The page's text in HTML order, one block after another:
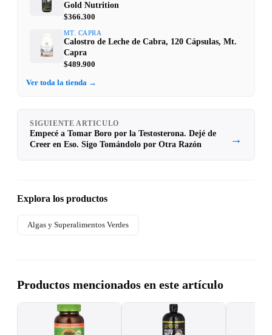
Gold Nutrition
$366.300
MT. CAPRA
Calostro de Leche de Cabra, 120 Cápsulas, Mt.
Capra
$489.900
Ver toda la tienda →
SIGUIENTE ARTICULO
Empecé a Tomar Boro por la Testosterona. Dejé de
Creer en Eso. Sigo Tomándolo por Otra Razón
→
Explora los productos
Algas y Superalimentos Verdes
Productos mencionados en este artículo